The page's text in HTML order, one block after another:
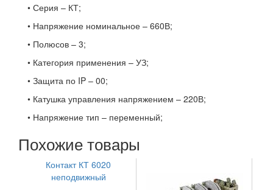
• Серия – КТ;
• Напряжение номинальное – 660В;
• Полюсов – 3;
• Категория применения – УЗ;
• Защита по IP – 00;
• Катушка управления напряжением – 220В;
• Напряжение тип – переменный;
Похожие товары
Контакт КТ 6020
неподвижный